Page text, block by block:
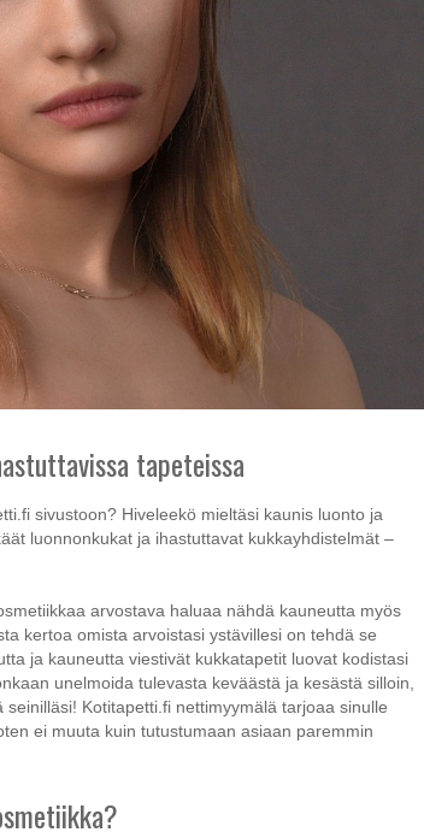
tapeteissa
sivustoon? Hiveleekö mieltäsi kaunis luonto ja
luonnonkukat ja ihastuttavat kukkayhdistelmät –
arvostava haluaa nähdä kauneutta myös
kertoa omista arvoistasi ystävillesi on tehdä se
ja kauneutta viestivät kukkatapetit luovat kodistasi
unelmoida tulevasta keväästä ja kesästä silloin,
seinilläsi! Kotitapetti.fi nettimyymälä tarjoaa sinulle
ei muuta kuin tutustumaan asiaan paremmin